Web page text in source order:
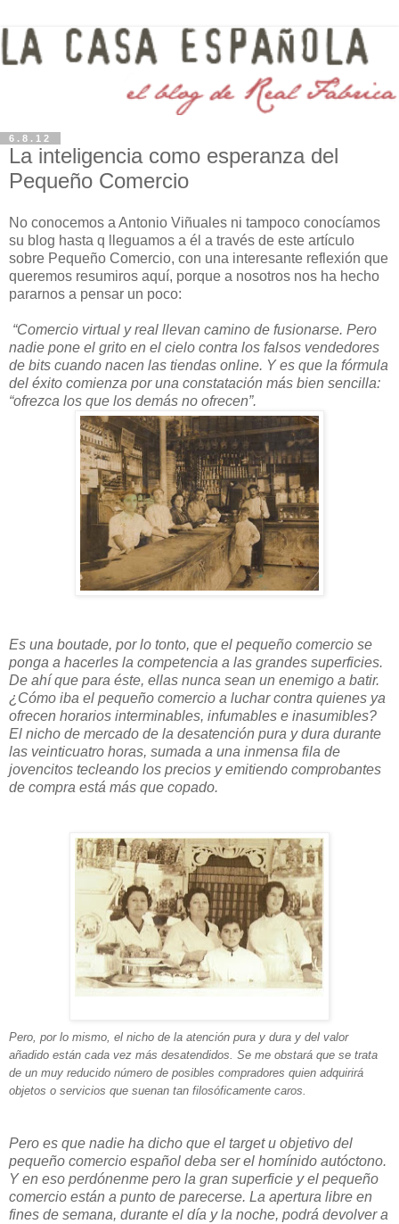
6.8.12
La inteligencia como esperanza del
Pequeño Comercio
No conocemos a Antonio Viñuales ni tampoco conocíamos
su blog hasta q lleguamos a él a través de este artículo
sobre Pequeño Comercio, con una interesante reflexión que
queremos resumiros aquí, porque a nosotros nos ha hecho
pararnos a pensar un poco:
“Comercio virtual y real llevan camino de fusionarse. Pero
nadie pone el grito en el cielo contra los falsos vendedores
de bits cuando nacen las tiendas online. Y es que la fórmula
del éxito comienza por una constatación más bien sencilla:
“ofrezca los que los demás no ofrecen”.
Es una boutade, por lo tonto, que el pequeño comercio se
ponga a hacerles la competencia a las grandes superficies.
De ahí que para éste, ellas nunca sean un enemigo a batir.
¿Cómo iba el pequeño comercio a luchar contra quienes ya
ofrecen horarios interminables, infumables e inasumibles?
El nicho de mercado de la desatención pura y dura durante
las veinticuatro horas, sumada a una inmensa fila de
jovencitos tecleando los precios y emitiendo comprobantes
de compra está más que copado.
Pero, por lo mismo, el nicho de la atención pura y dura y del valor
añadido están cada vez más desatendidos. Se me obstará que se trata
de un muy reducido número de posibles compradores quien adquirirá
objetos o servicios que suenan tan filosóficamente caros.
Pero es que nadie ha dicho que el target u objetivo del
pequeño comercio español deba ser el homínido autóctono.
Y en eso perdónenme pero la gran superficie y el pequeño
comercio están a punto de parecerse. La apertura libre en
fines de semana, durante el día y la noche, podrá devolver a